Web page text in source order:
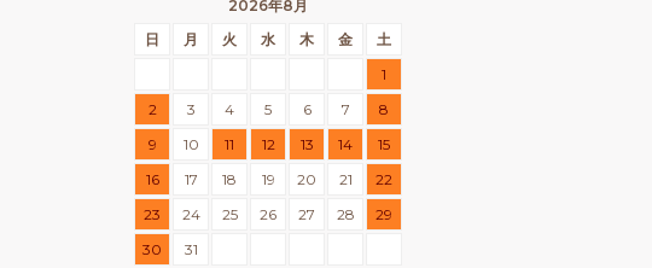
2026年8月
日
月 火 水 木 金
土
1
2
3 4 5 6 7
8
9
10 11 12 13 14
15
16
17 18 19 20 21
22
23
24 25 26 27 28
29
30
31